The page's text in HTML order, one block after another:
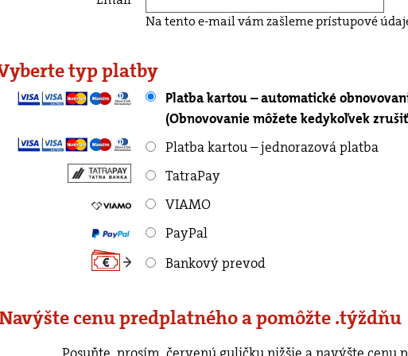
Na tento e-mail vám zašleme prístupové
typ platby
Platba kartou – automatické
(Obnovovanie môžete kedykoľvek
Platba kartou – jednorazová platba
TatraPay
VIAMO
PayPal
Bankový prevod
cenu predplatného a pomôžte .týždňu